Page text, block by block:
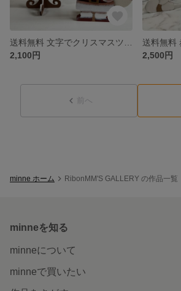
2,100円
2,500円
前へ
minne ホーム RibonMM'S GALLERY の作品一覧
minneを知る
minneについて
minneで買いたい